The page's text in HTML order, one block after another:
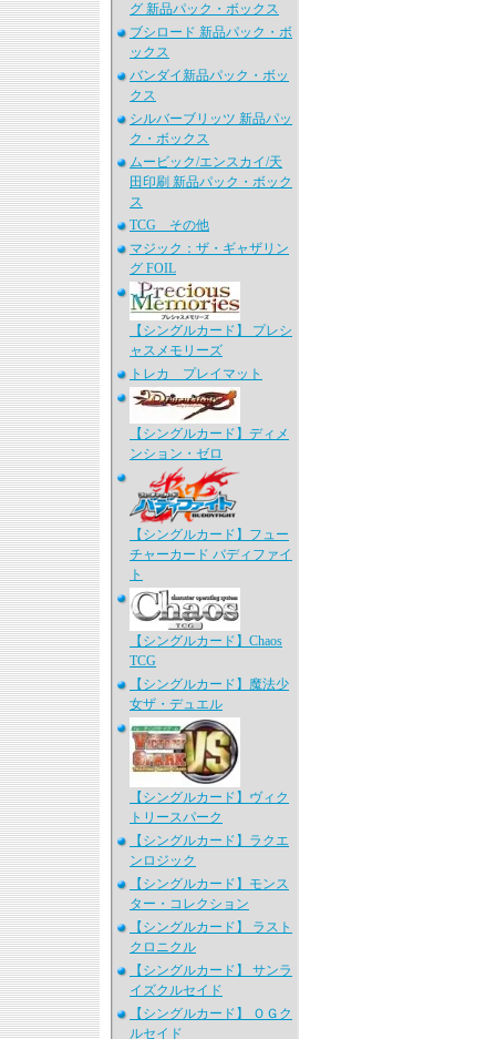
グ 新品パック・ボックス
ブシロード 新品パック・ボ
ックス
バンダイ新品パック・ボッ
クス
シルバーブリッツ 新品パッ
ク・ボックス
ムービック/エンスカイ/天
田印刷 新品パック・ボック
ス
TCG その他
マジック：ザ・ギャザリン
グ FOIL
【シングルカード】 プレシ
ャスメモリーズ
トレカ プレイマット
【シングルカード】ディメ
ンション・ゼロ
【シングルカード】フュー
チャーカード バディファイ
ト
【シングルカード】Chaos
TCG
【シングルカード】魔法少
女ザ・デュエル
【シングルカード】ヴィク
トリースパーク
【シングルカード】ラクエ
ンロジック
【シングルカード】モンス
ター・コレクション
【シングルカード】 ラスト
クロニクル
【シングルカード】 サンラ
イズクルセイド
【シングルカード】 ＯＧク
ルセイド